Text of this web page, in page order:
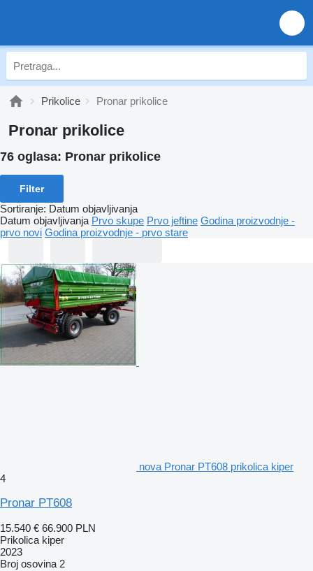
Prikolice Pronar prikolice
Pronar prikolice
76 oglasa: Pronar prikolice
Filter
Sortiranje: Datum objavljivanja
Datum objavljivanja Prvo skupe Prvo jeftine Godina proizvodnje -
prvo novi Godina proizvodnje - prvo stare
nova Pronar PT608 prikolica kiper
4
Pronar PT608
15.540 € 66.900 PLN
Prikolica kiper
2023
Broj osovina 2